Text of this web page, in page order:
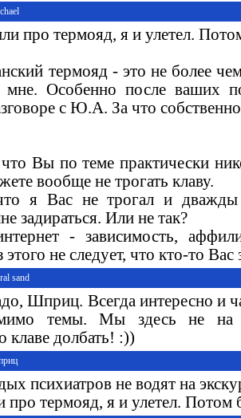
про термояд, я и улетел.
термояд - это не более
мне. Особенно после ваших
с Ю.А. За что
Вы по теме практически
вообще не трогать клаву.
я Вас не трогал и
задираться. Или не так?
- зависимость,
не следует, что кто-то Вас
sand
Шприц. Всегда интересно и
темы. Мы здесь не на
клаве долбать! :))
психиатров не водят на
термояд, я и улетел. Потом